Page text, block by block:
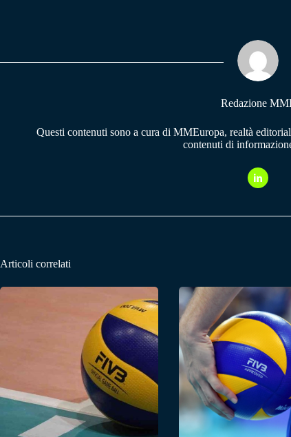
pp m
Redazione
Questi contenuti sono a cura di MMEuropa, realtà
contenuti di
Articoli correlati